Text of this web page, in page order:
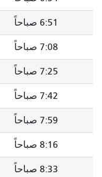
7:06 صباحاً
7:24 صباحاً
7:41 صباحاً
8:00 صباحاً
8:18 صباحاً
8:35 صباحاً
8:52 صباحاً